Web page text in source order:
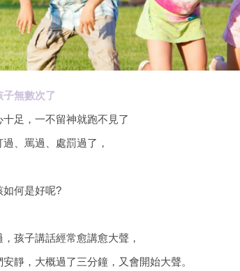
無數次了
足，一不留神就跑不見了
、罵過、處罰過了，
如何是好呢?
孩子講話經常愈講愈大聲，
靜，大概過了三分鐘，又會開始大聲。